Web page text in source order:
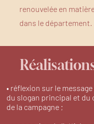
renouvelée en
dans le département.
• réflexion sur le
du slogan principal et du
de la campagne ;